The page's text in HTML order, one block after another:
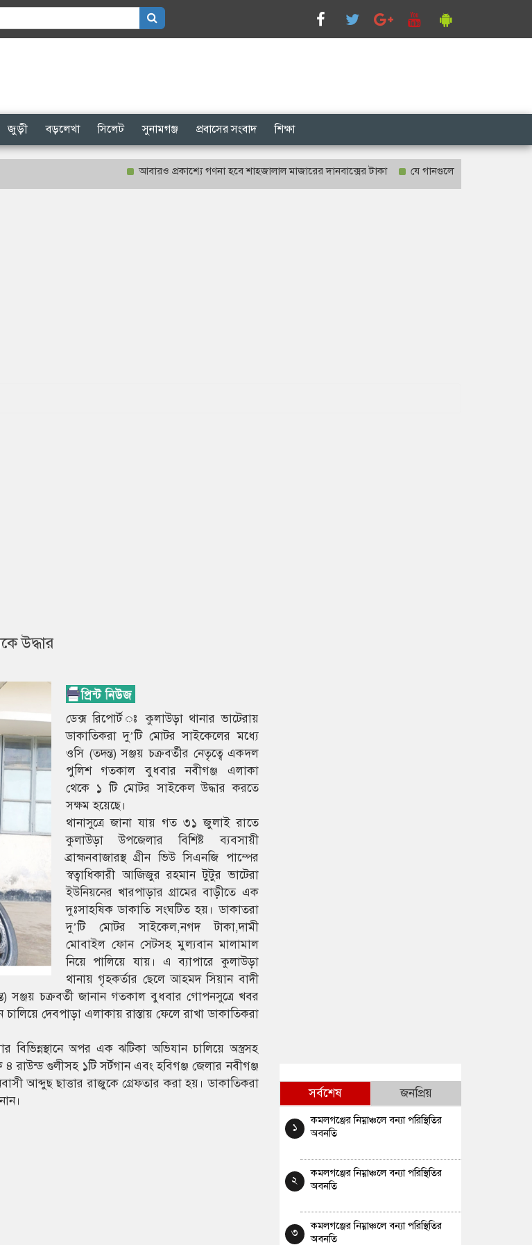
জুড়ী বড়লেখা সিলেট সুনামগঞ্জ প্রবাসের সংবাদ শিক্ষা
আবারও প্রকাশ্যে গণনা হবে শাহজালাল মাজারের দানবাক্সের টাকা যে গানগুলো আজও ফিরিয়ে নেয় এন্ড্রু
উদ্ধার
ডেক্স রিপোর্ট ঃ কুলাউড়া থানার ভাটেরায়
ডাকাতিকরা দু’টি মোটর সাইকেলের মধ্যে
ওসি (তদন্ত) সঞ্জয় চক্রবর্তীর নেতৃত্বে একদল
পুলিশ গতকাল বুধবার নবীগঞ্জ এলাকা
থেকে ১ টি মোটর সাইকেল উদ্ধার করতে
সক্ষম হয়েছে।
থানাসুত্রে জানা যায় গত ৩১ জুলাই রাতে
কুলাউড়া উপজেলার বিশিষ্ট ব্যবসায়ী
ব্রাহ্মনবাজারস্থ গ্রীন ভিউ সিএনজি পাম্পের
স্বত্বাধিকারী আজিজুর রহমান টুটুর ভাটেরা
ইউনিয়নের খারপাড়ার গ্রামের বাড়ীতে এক
দুঃসাহষিক ডাকাতি সংঘটিত হয়। ডাকাতরা
দু’টি মোটর সাইকেল,নগদ টাকা,দামী
মোবাইল ফোন সেটসহ মুল্যবান মালামাল
নিয়ে পালিয়ে যায়। এ ব্যাপারে কুলাউড়া
থানায় গৃহকর্তার ছেলে আহমদ সিয়ান বাদী
সঞ্জয় চক্রবর্তী জানান গতকাল বুধবার গোপনসুত্রে খবর
দেবপাড়া এলাকায় রাস্তায় ফেলে রাখা ডাকাতিকরা
অপর এক ঝটিকা অভিযান চালিয়ে অস্ত্রসহ
গুলীসহ ১টি সর্টগান এবং হবিগঞ্জ জেলার নবীগঞ্জ
আব্দুছ ছাত্তার রাজুকে গ্রেফতার করা হয়। ডাকাতিকরা
সর্বশেষ জনপ্রিয়
১
কমলগঞ্জের নিম্নাঞ্চলে বন্যা পরিস্থিতির
অবনতি
২
কমলগঞ্জের নিম্নাঞ্চলে বন্যা পরিস্থিতির
অবনতি
৩
কমলগঞ্জের নিম্নাঞ্চলে বন্যা পরিস্থিতির
অবনতি